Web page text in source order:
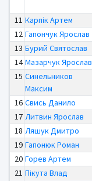
11 Карпік Артем
12 Гапончук Ярослав
13 Бурий Святослав
14 Мазарчук Ярослав
15 Синельников
Максим
16 Свись Данило
17 Литвин Ярослав
18 Ляшук Дмитро
19 Гапонюк Роман
20 Горев Артем
21 Пікута Влад